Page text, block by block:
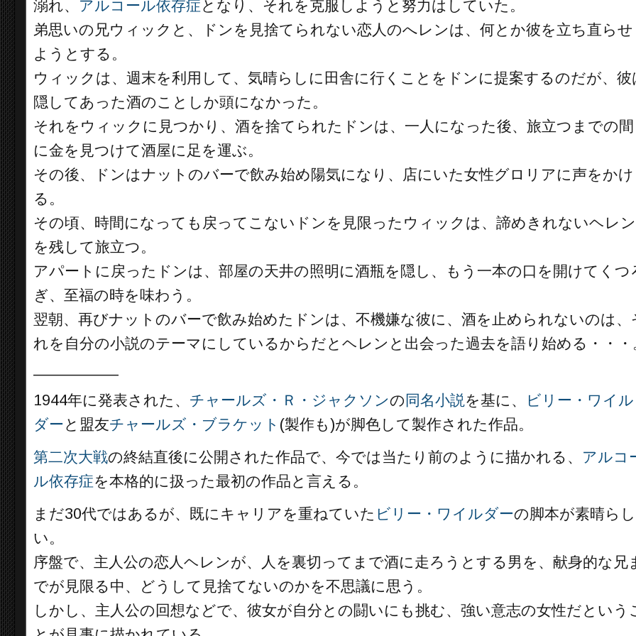
溺れ、 アルコール依存症となり、それを克服しようと努力はしていた。
弟思いの兄ウィックと、ドンを見捨てられない恋人のへレンは、何とか彼を立ち直らせ
ようとする。
ウィックは、週末を利用して、気晴らしに田舎に行くことをドンに提案するのだが、彼
隠してあった酒のことしか頭になかった。
それをウィックに見つかり、酒を捨てられたドンは、一人になった後、旅立つまでの間
に金を見つけて酒屋に足を運ぶ。
その後、ドンはナットのバーで飲み始め陽気になり、店にいた女性グロリアに声をかけ
る。
その頃、時間になっても戻ってこないドンを見限ったウィックは、諦めきれないヘレン
を残して旅立つ。
アパートに戻ったドンは、部屋の天井の照明に酒瓶を隠し、もう一本の口を開けてくつ
ぎ、至福の時を味わう。
翌朝、再びナットのバーで飲み始めたドンは、不機嫌な彼に、酒を止められないのは、
れを自分の小説のテーマにしているからだとヘレンと出会った過去を語り始める・・・
1944年に発表された、 チャールズ・Ｒ・ジャクソンの 同名小説を基に、
ビリー・ワイル
ダーと盟友チャールズ・ブラケット (製作も)が脚色して製作された作品。
第二次大戦の終結直後に公開された作品で、今では当たり前のように描かれる、 アルコ
ル依存症を本格的に扱った最初の作品と言える。
まだ30代ではあるが、既にキャリアを重ねていた ビリー・ワイルダーの脚本が素晴らし
い。
序盤で、主人公の恋人ヘレンが、人を裏切ってまで酒に走ろうとする男を、献身的な兄
でが見限る中、どうして見捨てないのかを不思議に思う。
しかし、主人公の回想などで、彼女が自分との闘いにも挑む、強い意志の女性だという